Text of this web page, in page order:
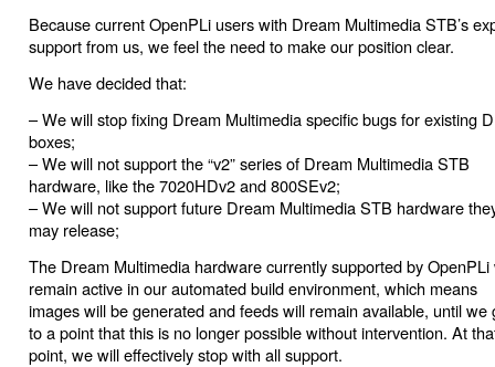
Because current OpenPLi users with Dream Multimedia STB’s
support from us, we feel the need to make our position clear.
We have decided that:
– We will stop fixing Dream Multimedia specific bugs for existing
boxes;
– We will not support the “v2” series of Dream Multimedia STB
hardware, like the 7020HDv2 and 800SEv2;
– We will not support future Dream Multimedia STB hardware
may release;
The Dream Multimedia hardware currently supported by OpenPLi
remain active in our automated build environment, which means
images will be generated and feeds will remain available, until we
to a point that this is no longer possible without intervention. At
point, we will effectively stop with all support.